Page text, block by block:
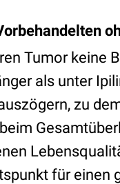
Tumor keine
als unter
zu
für einen